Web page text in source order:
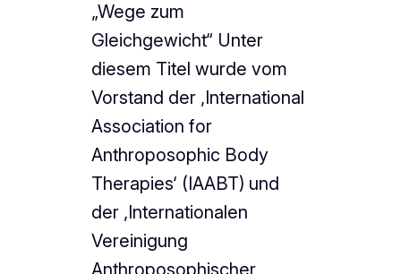
„Wege zum
Gleichgewicht“ Unter
diesem Titel wurde vom
Vorstand der ‚International
Association for
Anthroposophic Body
Therapies‘ (IAABT) und
der ‚Internationalen
Vereinigung
Anthroposophischer